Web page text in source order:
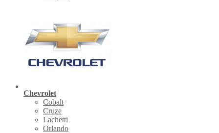
Chevrolet
Cobalt
Cruze
Lachetti
Orlando